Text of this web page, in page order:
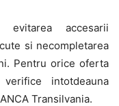
evitarea accesarii
si necompletarea
Pentru orice oferta
intotdeauna
Transilvania.